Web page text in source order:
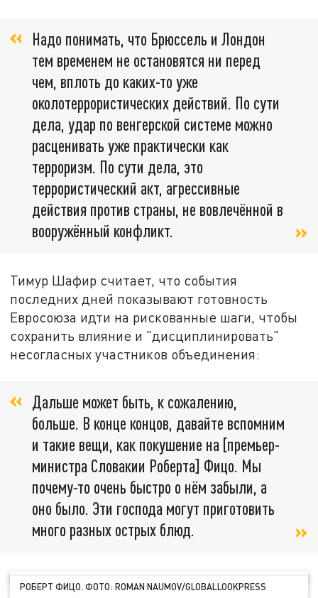
Надо понимать, что Брюссель и Лондон
тем временем не остановятся ни перед
чем, вплоть до каких-то уже
околотеррористических действий. По сути
дела, удар по венгерской системе можно
расценивать уже практически как
терроризм. По сути дела, это
террористический акт, агрессивные
действия против страны, не вовлечённой в
вооружённый конфликт.
Тимур Шафир считает, что события
последних дней показывают готовность
Евросоюза идти на рискованные шаги, чтобы
сохранить влияние и "дисциплинировать"
несогласных участников объединения:
Дальше может быть, к сожалению,
больше. В конце концов, давайте вспомним
и такие вещи, как покушение на [премьер-
министра Словакии Роберта] Фицо. Мы
почему-то очень быстро о нём забыли, а
оно было. Эти господа могут приготовить
много разных острых блюд.
РОБЕРТ ФИЦО. ФОТО: ROMAN NAUMOV/GLOBALLOOKPRESS